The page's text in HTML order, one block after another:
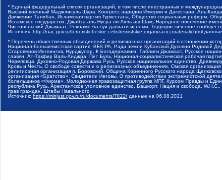
* Единый федеральный список организаций, в том числе иностранных и
Высший военный Маджлисуль Шура, Конгресс народов Ичкерии и Дагестана, Аль-
Движение Талибан, Исламская партия Туркестана, Общество социальных реформ,
Исламское государство, Джабха аль-Нусра ли-Ахль аш-Шам, Народное ополчение
Чистопольский Джамаат, Рохнамо ба суи давлати исломи, Террористическое
Источник: http://nac.gov.ru/terroristicheskie-i-ekstremistskie-organizacii-i-materialy.html
* Перечень общественных объединений и религиозных организаций в отношении
Национал-большевистская партия, ВЕК РА, Рада земли Кубанской Духовно Родовой
Староверов-Инглингов, Нурджулар, К Богодержавию, Таблиги Джамаат, Русское
славян, Ат-Такфир Валь-Хиджра, Пит Буль, Национал-социалистическая рабочая
Череповца, Духовно-Родовая Держава Русь, Русское национальное единство,
Кровь и Честь, О свободе совести и о религиозных объединениях, Омская
религиозная организация п. Боровский, Община Коренного Русского народа
организация «Братство», Свидетели Иеговы, О противодействии экстремистской
болельщиков «Фирма», Молодежная правозащитная группа МПГ, Курсом Правды и
республика Русь, Арестантское уголовное единство, Башкорт, Нация и свобода,
прав граждан, Штабы Навального
Источник: https://minjust.gov.ru/ru/documents/7822/ данные на 06.08.2021